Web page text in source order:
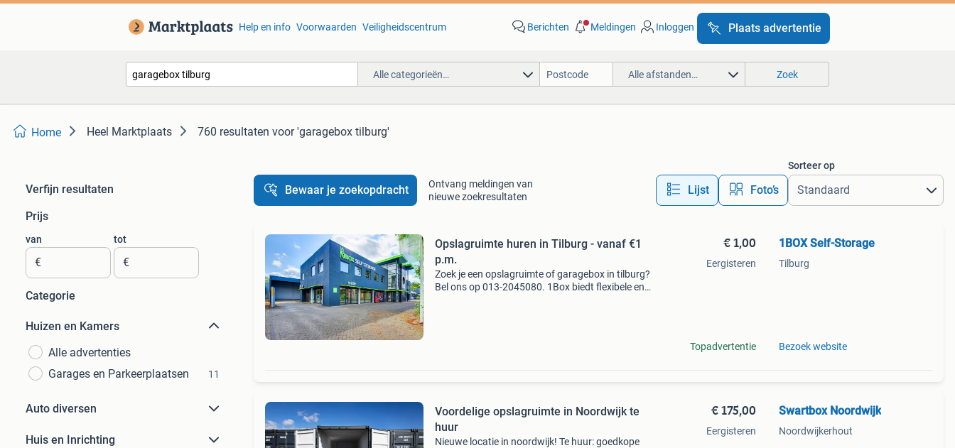
Help en info Voorwaarden Veiligheidscentrum Berichten Meldingen Inloggen Plaats advertentie
Alle categorieën… Alle afstanden… Zoek
Home Heel Marktplaats 760 resultaten voor 'garagebox tilburg'
Verfijn resultaten
Prijs
van
€
tot
€
Categorie
Huizen en Kamers
Alle advertenties
Garages en Parkeerplaatsen
11
Auto diversen
Huis en Inrichting
Bewaar je zoekopdracht
Ontvang meldingen van
nieuwe zoekresultaten
Lijst Foto’s
Sorteer op
Opslagruimte huren in Tilburg - vanaf €1
p.m.
Zoek je een opslagruimte of garagebox in tilburg?
Bel ons op 013-2045080. 1Box biedt flexibele en
€ 1,00
Eergisteren
Topadvertentie
1BOX Self-Storage
Tilburg
Bezoek website
Voordelige opslagruimte in Noordwijk te
huur
Nieuwe locatie in noordwijk! Te huur: goedkope
€ 175,00
Eergisteren
Swartbox Noordwijk
Noordwijkerhout